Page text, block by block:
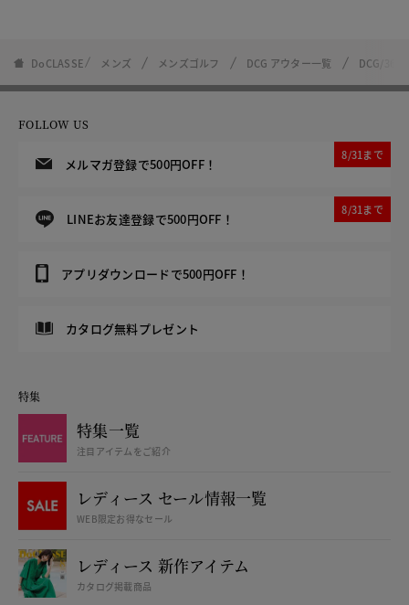
DoCLASSE メンズ メンズゴルフ DCG アウター一覧 DCG/
FOLLOW US
メルマガ登録で500円OFF！
8/31まで
LINEお友達登録で500円OFF！
8/31まで
アプリダウンロードで500円OFF！
カタログ無料プレゼント
特集
特集一覧
注目アイテムをご紹介
レディース セール情報一覧
WEB限定お得なセール
レディース 新作アイテム
カタログ掲載商品